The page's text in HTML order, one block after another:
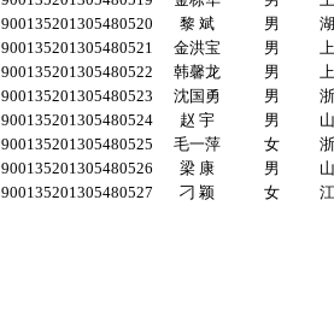
900135201305480520
黎 斌 男
900135201305480521
金洪宝 男
900135201305480522
韩馨龙 男
900135201305480523
沈国勇 男
900135201305480524
赵 宇 男
900135201305480525
毛一萍 女
900135201305480526
梁 康 男
900135201305480527
刁 颖 女